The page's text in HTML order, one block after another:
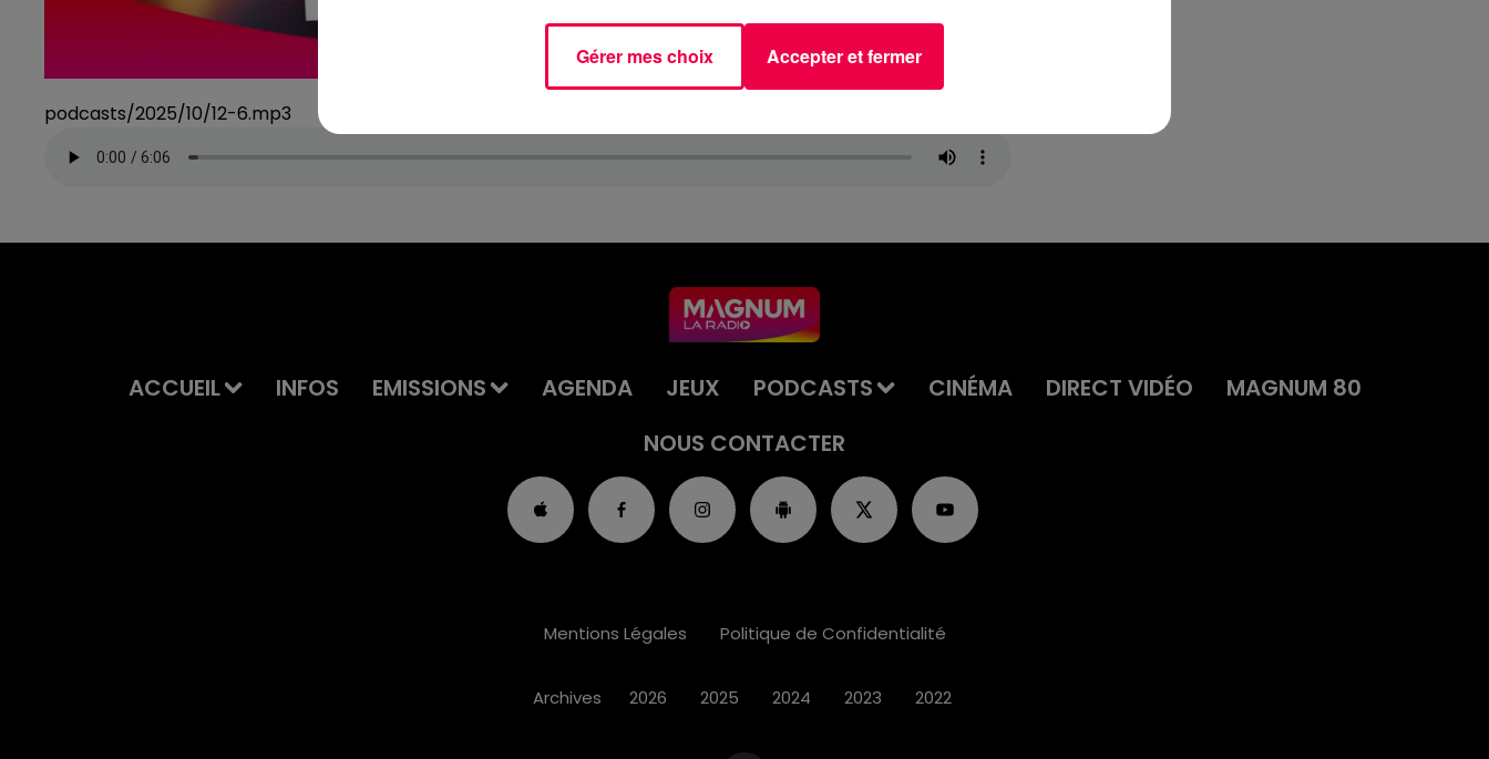
podcasts/2025/10/12-6.mp3
ACCUEIL INFOS EMISSIONS AGENDA JEUX PODCASTS CINÉMA DIRECT VIDÉO
MAGNUM 80
NOUS CONTACTER
Mentions Légales Politique de Confidentialité
Archives 2026 2025 2024 2023 2022
Gérer mes choix Accepter et fermer